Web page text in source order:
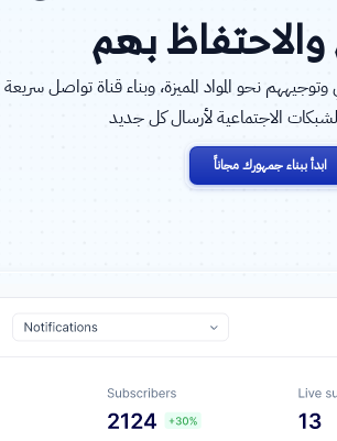
بهم
نحو المواد المميزة، وبناء قناة تواصل سريعة
الاجتماعية لأرسال كل جديد
ابدأ ببناء جمهورك مجاناً